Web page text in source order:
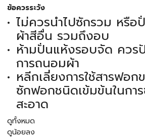
ข้อควรระวัง
ไม่ควรนำไปซักรวม หรื
ผ้าสีอื่น รวมถึงอบ
ห้ามปั่นแห้งรอบจัด ควร
การถนอมผ้า
หลีกเลี่ยงการใช้สารฟอก
ซักฟอกชนิดเข้มข้นในกา
สะอาด
ดูทั้งหมด
ดูน้อยลง